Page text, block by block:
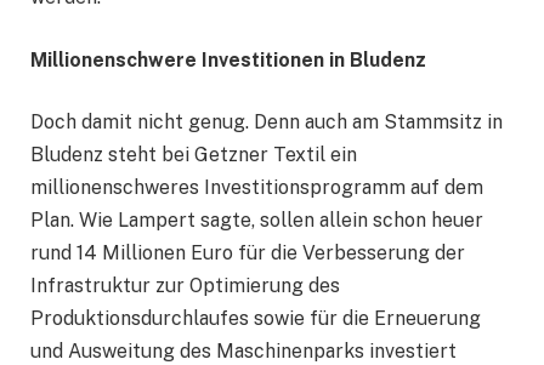
Millionenschwere Investitionen in Bludenz
Doch damit nicht genug. Denn auch am Stammsitz in
Bludenz steht bei Getzner Textil ein
millionenschweres Investitionsprogramm auf dem
Plan. Wie Lampert sagte, sollen allein schon heuer
rund 14 Millionen Euro für die Verbesserung der
Infrastruktur zur Optimierung des
Produktionsdurchlaufes sowie für die Erneuerung
und Ausweitung des Maschinenparks investiert